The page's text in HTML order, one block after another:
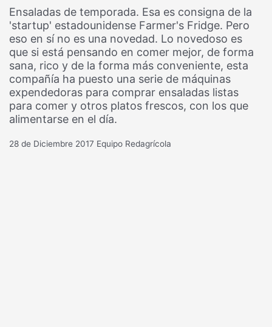
Ensaladas de temporada. Esa es consigna de la
'startup' estadounidense Farmer's Fridge. Pero
eso en sí no es una novedad. Lo novedoso es
que si está pensando en comer mejor, de forma
sana, rico y de la forma más conveniente, esta
compañía ha puesto una serie de máquinas
expendedoras para comprar ensaladas listas
para comer y otros platos frescos, con los que
alimentarse en el día.
28 de Diciembre 2017 Equipo Redagrícola